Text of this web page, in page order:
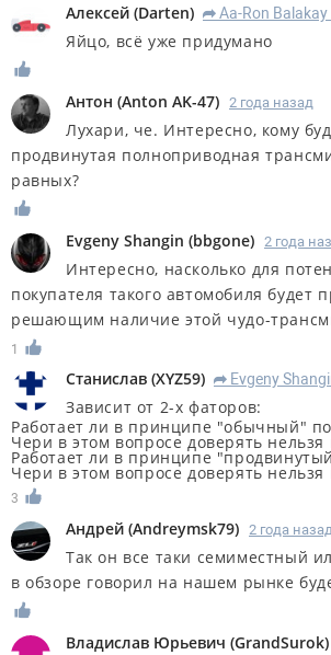
Алексей (Darten) R Aa-Ron Balakay
Яйцо, всё уже придумано
Антон (Anton AK-47) 2 года назад
Лухари, че. Интересно, кому
продвинутая полноприводная
равных?
Evgeny Shangin (bbgone) 2 года
Интересно, насколько для
покупателя такого автомобиля будет
решающим наличие этой чудо-
1
Станислав (XYZ59) R Evgeny
Зависит от 2-х фаторов:
Работает ли в принципе "обычный"
Чери в этом вопросе доверять нельзя
Работает ли в принципе
Чери в этом вопросе доверять нельзя
3
Андрей (Andreymsk79) 2 года
Так он все таки семиместный
в обзоре говорил на нашем рынке
Владислав Юрьевич (GrandSurok)